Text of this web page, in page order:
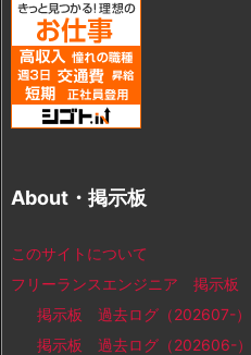
About・掲示板
このサイトについて
フリーランスエンジニア 掲示板
掲示板 過去ログ（202607-）
掲示板 過去ログ（202606-